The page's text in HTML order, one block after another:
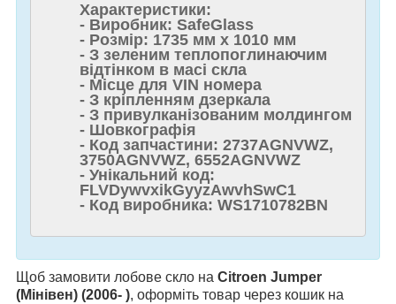
Характеристики:
- Виробник: SafeGlass
- Розмір: 1735 мм x 1010 мм
- З зеленим теплопоглинаючим
відтінком в масі скла
- Місце для VIN номера
- З кріпленням дзеркала
- З привулканізованим молдингом
- Шовкографія
- Код запчастини: 2737AGNVWZ,
3750AGNVWZ, 6552AGNVWZ
- Унікальний код:
FLVDywvxikGyyzAwvhSwC1
- Код виробника: WS1710782BN
Щоб замовити лобове скло на Citroen Jumper
(Мінівен) (2006- ), оформіть товар через кошик на